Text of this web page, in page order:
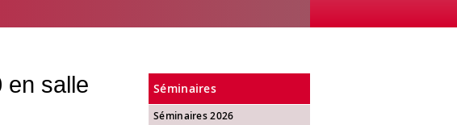
en salle
Séminaires
Séminaires 2026